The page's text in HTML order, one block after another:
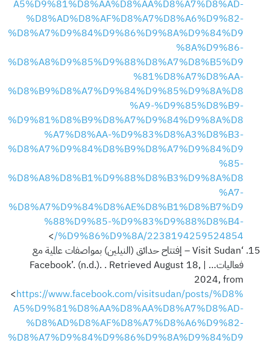
A5%D9%81%D8%AA%D8%AA%D8%A7%D8%AD-
%D8%AD%D8%AF%D8%A7%D8%A6%D9%82-
%D8%A7%D9%84%D9%86%D9%8A%D9%84%D9
%8A%D9%86-
%D8%A8%D9%85%D9%88%D8%A7%D8%B5%D9
%81%D8%A7%D8%AA-
%D8%B9%D8%A7%D9%84%D9%85%D9%8A%D8
%A9-%D9%85%D8%B9-
%D9%81%D8%B9%D8%A7%D9%84%D9%8A%D8
%A7%D8%AA-%D9%83%D8%A3%D8%B3-
%D8%A7%D9%84%D8%B9%D8%A7%D9%84%D9
%85-
%D8%A8%D8%B1%D9%88%D8%B3%D9%8A%D8
%A7-
%D8%A7%D9%84%D8%AE%D8%B1%D8%B7%D9
%88%D9%85-%D9%83%D9%88%D8%B4-
%D9%86%D9%8A/2238194259524854/
>
‘Visit Sudan – إفتتاح حدائق (النيلين) بمواصفات عالمية مع
فعاليات… | Facebook’. (n.d.). . Retrieved August 18,
2024, from
<https://www.facebook.com/visitsudan/posts/%D8%
A5%D9%81%D8%AA%D8%AA%D8%A7%D8%AD-
%D8%AD%D8%AF%D8%A7%D8%A6%D9%82-
%D8%A7%D9%84%D9%86%D9%8A%D9%84%D9